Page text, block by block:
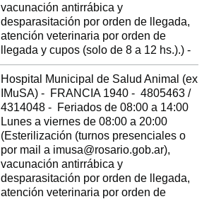
vacunación antirrábica y
desparasitación por orden de llegada,
atención veterinaria por orden de
llegada y cupos (solo de 8 a 12 hs.).) -
Hospital Municipal de Salud Animal (ex
IMuSA) - FRANCIA 1940 - 4805463 /
4314048 - Feriados de 08:00 a 14:00
Lunes a viernes de 08:00 a 20:00
(Esterilización (turnos presenciales o
por mail a imusa@rosario.gob.ar),
vacunación antirrábica y
desparasitación por orden de llegada,
atención veterinaria por orden de